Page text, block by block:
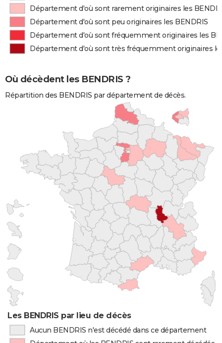
Département d'où sont rarement originaires les
Département d'où sont peu originaires les BENDRIS
Département d'où sont fréquemment originaires les
Département d'où sont très fréquemment originaires
Où décèdent les BENDRIS ?
Répartition des BENDRIS par département de décès.
Les BENDRIS par lieu de décès
Aucun BENDRIS n'est décédé dans ce département